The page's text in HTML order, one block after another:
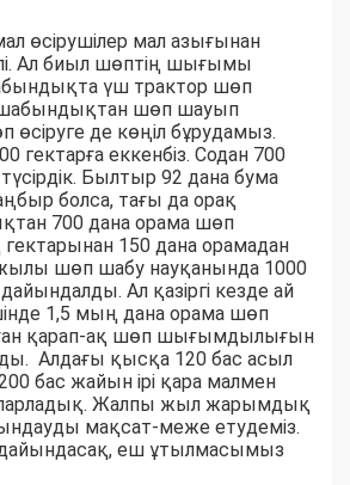
өсірушілер мал азығынан
Ал биыл шөптің шығымы
үш трактор шөп
шабындықтан шөп шауып
өсіруге де көңіл бұрудамыз.
гектарға еккенбіз. Содан 700
Былтыр 92 дана бума
болса, тағы да орақ
700 дана орама шөп
150 дана орамадан
шөп шабу науқанында 1000
Ал қазіргі кезде ай
1,5 мың дана орама шөп
қарап-ақ шөп шығымдылығын
Алдағы қысқа 120 бас асыл
бас жайын ірі қара малмен
Жалпы жыл жарымдық
мақсат-меже етудеміз.
еш ұтылмасымыз